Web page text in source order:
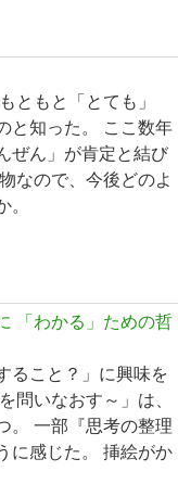
ともと「とても」
と知った。 ここ数年
ぜん」が肯定と結び
なので、今後どのよ
。
「わかる」ための哲
ること？」に興味を
問いなおす～」は、
。 一部『思考の整理
に感じた。 挿絵がか